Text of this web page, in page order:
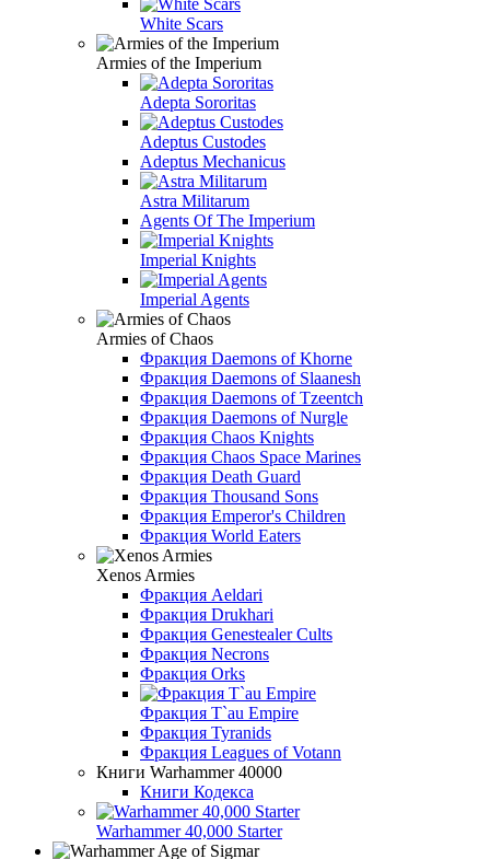
White Scars
Armies of the Imperium
Adepta Sororitas
Adeptus Custodes
Adeptus Mechanicus
Astra Militarum
Agents Of The Imperium
Imperial Knights
Imperial Agents
Armies of Chaos
Фракция Daemons of Khorne
Фракция Daemons of Slaanesh
Фракция Daemons of Tzeentch
Фракция Daemons of Nurgle
Фракция Chaos Knights
Фракция Chaos Space Marines
Фракция Death Guard
Фракция Thousand Sons
Фракция Emperor's Children
Фракция World Eaters
Xenos Armies
Фракция Aeldari
Фракция Drukhari
Фракция Genestealer Cults
Фракция Necrons
Фракция Orks
Фракция T`au Empire
Фракция Tyranids
Фракция Leagues of Votann
Книги Warhammer 40000
Книги Кодекса
Warhammer 40,000 Starter